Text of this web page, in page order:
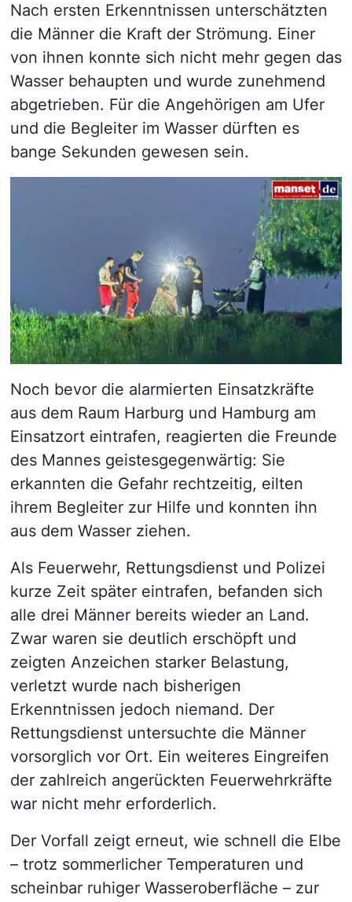
Nach ersten Erkenntnissen unterschätzten
die Männer die Kraft der Strömung. Einer
von ihnen konnte sich nicht mehr gegen das
Wasser behaupten und wurde zunehmend
abgetrieben. Für die Angehörigen am Ufer
und die Begleiter im Wasser dürften es
bange Sekunden gewesen sein.
Noch bevor die alarmierten Einsatzkräfte
aus dem Raum Harburg und Hamburg am
Einsatzort eintrafen, reagierten die Freunde
des Mannes geistesgegenwärtig: Sie
erkannten die Gefahr rechtzeitig, eilten
ihrem Begleiter zur Hilfe und konnten ihn
aus dem Wasser ziehen.
Als Feuerwehr, Rettungsdienst und Polizei
kurze Zeit später eintrafen, befanden sich
alle drei Männer bereits wieder an Land.
Zwar waren sie deutlich erschöpft und
zeigten Anzeichen starker Belastung,
verletzt wurde nach bisherigen
Erkenntnissen jedoch niemand. Der
Rettungsdienst untersuchte die Männer
vorsorglich vor Ort. Ein weiteres Eingreifen
der zahlreich angerückten Feuerwehrkräfte
war nicht mehr erforderlich.
Der Vorfall zeigt erneut, wie schnell die Elbe
– trotz sommerlicher Temperaturen und
scheinbar ruhiger Wasseroberfläche – zur